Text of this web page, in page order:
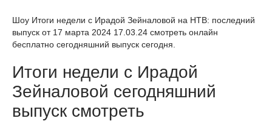
Шоу Итоги недели с Ирадой Зейналовой на НТВ: последний
выпуск от 17 марта 2024 17.03.24 смотреть онлайн
бесплатно сегодняшний выпуск сегодня.
Итоги недели с Ирадой
Зейналовой сегодняшний
выпуск смотреть